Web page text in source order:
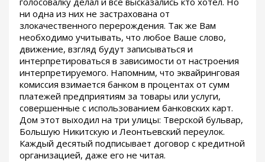
ни одна из них не застрахована от
злокачественного перерождения. Так же Вам
необходимо учитывать, что любое Ваше слово,
движение, взгляд будут записываться и
интерпретироваться в зависимости от настроения
интерпретируемого. Напомним, что эквайринговая
комиссия взимается банком в процентах от сумм
платежей предприятиям за товары или услуги,
совершенные с использованием банковских карт.
Дом этот выходил на три улицы: Тверской бульвар,
Большую Никитскую и Леонтьевский переулок.
Каждый десятый подписывает договор с кредитной
организацией, даже его не читая.